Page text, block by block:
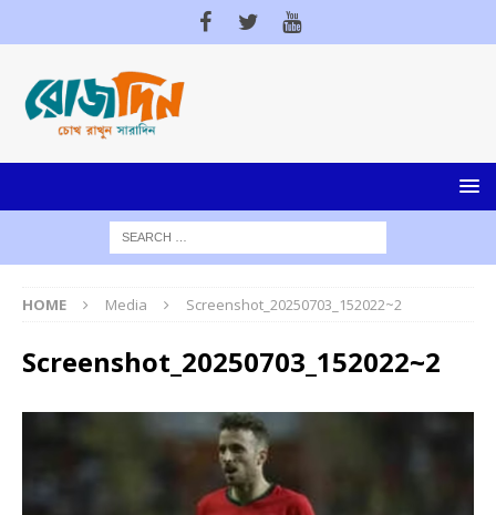
HOME Media Screenshot_20250703_152022~2
Screenshot_20250703_152022~2